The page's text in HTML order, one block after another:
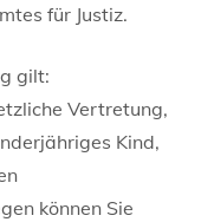
für Justiz.
gilt:
Vertretung,
Kind,
können Sie